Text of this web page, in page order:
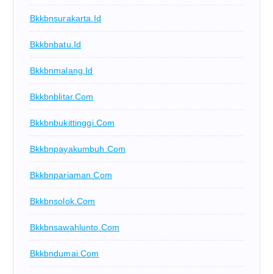
Bkkbnsurakarta.id
Bkkbnbatu.id
Bkkbnmalang.id
Bkkbnblitar.com
Bkkbnbukittinggi.com
Bkkbnpayakumbuh.com
Bkkbnpariaman.com
Bkkbnsolok.com
Bkkbnsawahlunto.com
Bkkbndumai.com